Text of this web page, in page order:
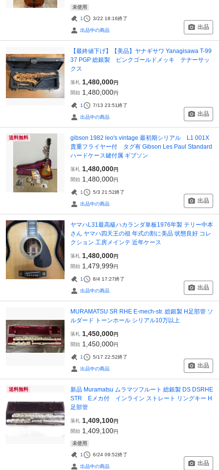
未使用
1 3/22 18:16終了
出品中の商品 出品
【最終値下げ】【美品】ヤナギサワ Yanagisawa T-99
37 PGP 総銀製 ピンクゴールドメッキ テナーサッ
クス
落札 1,480,000円
開始 1,480,000円
1 7/13 23:51終了
出品中の商品 出品
送料無料
gibson 1982 leo's vintage 最初期シリアル L1 001X
貴重フライヤー付 タグ有 Gibson Les Paul Standard
ハードケース鍵付属 ギブソン
落札 1,480,000円
開始 1,480,000円
1 5/3 21:52終了
出品中の商品 出品
ヤマハL31最高級ハカランダ単板1976年製 テリー中本
さん ヤマハ四天王の祖 年式の割に美品 状態良好 コレ
クション 工房メインテ 近年ケース
落札 1,480,000円
開始 1,479,999円
1 8/4 17:27終了
出品中の商品 出品
MURAMATSU SR RHE E-mech-str. 総銀製 H足部管 ソ
ルダード トーンホール シリアル10万以上
落札 1,450,000円
開始 1,450,000円
1 5/17 22:52終了
出品中の商品 出品
送料無料
新品 Muramatsu ムラマツフルート 総銀製 DS DSRHE
STR Eメカ付 インライン ストレート リングキー H
足部管
落札 1,409,100円
開始 1,409,100円
未使用
1 6/24 09:52終了
出品中の商品 出品